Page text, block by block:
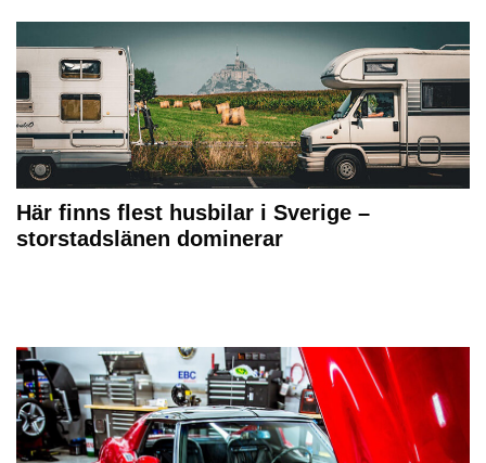
Här finns flest husbilar i Sverige –
storstadslänen dominerar